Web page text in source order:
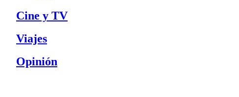
Cine y TV
Viajes
Opinión